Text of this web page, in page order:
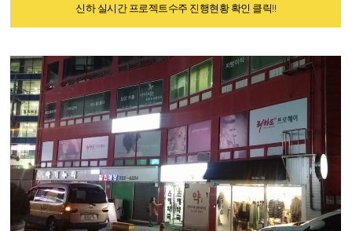
신하 실시간 프로젝트수주 진행현황 확인 클릭!!